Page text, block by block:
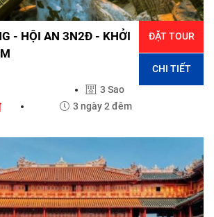
- HỘI AN 3N2Đ - KHỞI
3 Sao
3 ngày 2 đêm
ĐẶT TOUR
CHI TIẾT